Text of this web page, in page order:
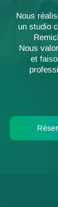
Nous
un studio
Nous
et